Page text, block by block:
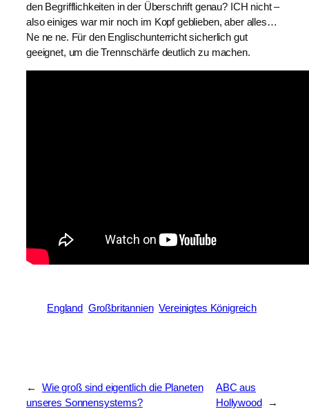
den Begrifflichkeiten in der Überschrift genau? ICH nicht –
also einiges war mir noch im Kopf geblieben, aber alles…
Ne ne ne. Für den Englischunterricht sicherlich gut
geeignet, um die Trennschärfe deutlich zu machen.
England Großbritannien Vereinigtes Königreich
←
Wie groß sind eigentlich die Planeten
unseres Sonnensystems?
ABC aus
Hollywood
→